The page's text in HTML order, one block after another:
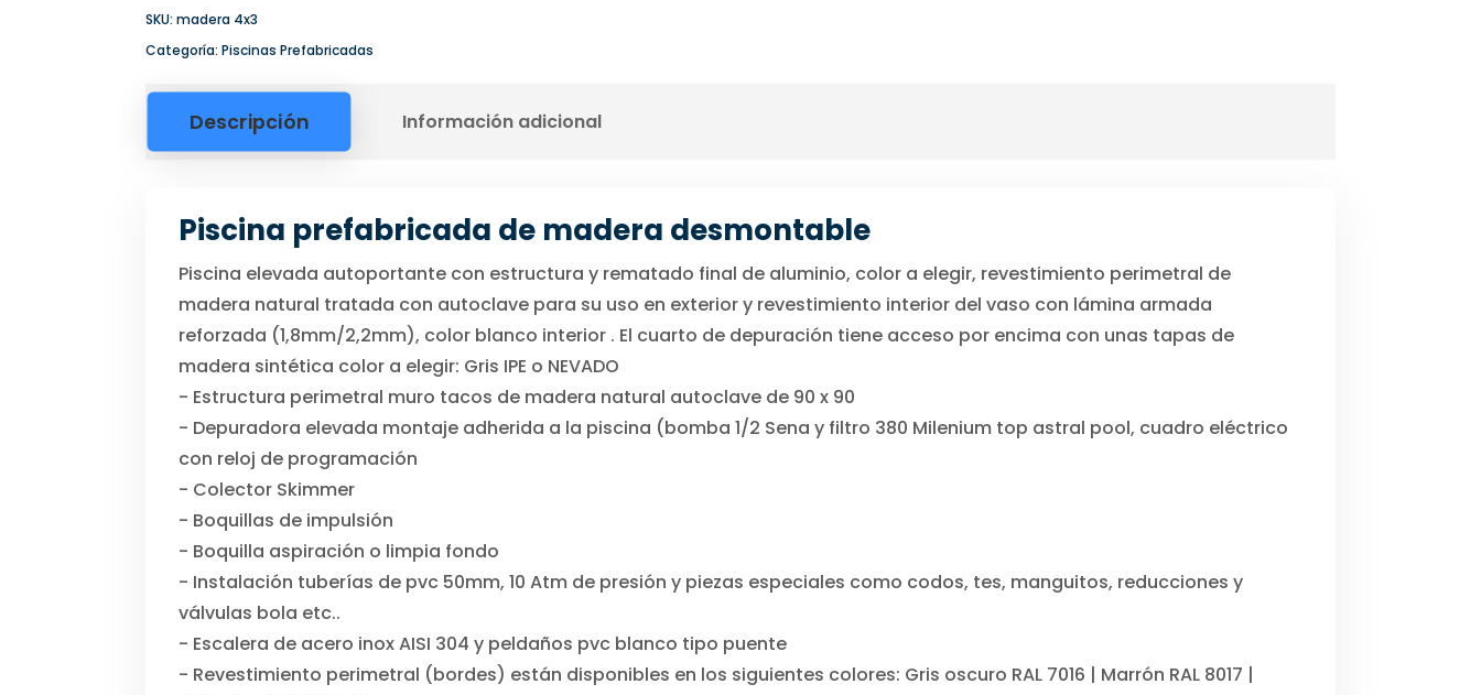
SKU: madera 4x3
Categoría: Piscinas Prefabricadas
Descripción Información adicional
Piscina prefabricada de madera desmontable
Piscina elevada autoportante con estructura y rematado final de aluminio, color a elegir, revestimiento perimetral de
madera natural tratada con autoclave para su uso en exterior y revestimiento interior del vaso con lámina armada
reforzada (1,8mm/2,2mm), color blanco interior . El cuarto de depuración tiene acceso por encima con unas tapas de
madera sintética color a elegir: Gris IPE o NEVADO
- Estructura perimetral muro tacos de madera natural autoclave de 90 x 90
- Depuradora elevada montaje adherida a la piscina (bomba 1/2 Sena y filtro 380 Milenium top astral pool, cuadro eléctrico
con reloj de programación
- Colector Skimmer
- Boquillas de impulsión
- Boquilla aspiración o limpia fondo
- Instalación tuberías de pvc 50mm, 10 Atm de presión y piezas especiales como codos, tes, manguitos, reducciones y
válvulas bola etc..
- Escalera de acero inox AISI 304 y peldaños pvc blanco tipo puente
- Revestimiento perimetral (bordes) están disponibles en los siguientes colores: Gris oscuro RAL 7016 | Marrón RAL 8017 |